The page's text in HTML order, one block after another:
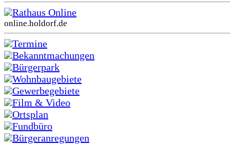
Rathaus Online
online.holdorf.de
Termine
Bekanntmachungen
Bürgerpark
Wohnbaugebiete
Gewerbegebiete
Film & Video
Ortsplan
Fundbüro
Bürgeranregungen